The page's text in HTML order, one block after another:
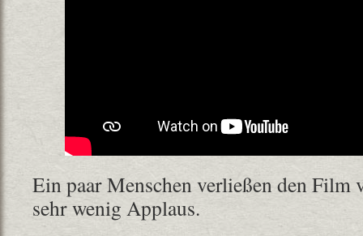
Ein paar Menschen verließen den Film
sehr wenig Applaus.